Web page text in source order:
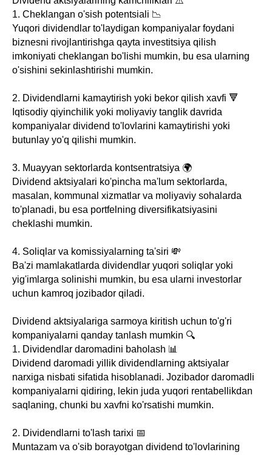
1. Cheklangan o'sish potentsiali 📉
Yuqori dividendlar to'laydigan kompaniyalar foydani
biznesni rivojlantirishga qayta investitsiya qilish
imkoniyati cheklangan bo'lishi mumkin, bu esa ularning
o'sishini sekinlashtirishi mumkin.
2. Dividendlarni kamaytirish yoki bekor qilish xavfi 🔻
Iqtisodiy qiyinchilik yoki moliyaviy tanglik davrida
kompaniyalar dividend to'lovlarini kamaytirishi yoki
butunlay yo'q qilishi mumkin.
3. Muayyan sektorlarda kontsentratsiya 🌍
Dividend aktsiyalari ko'pincha ma'lum sektorlarda,
masalan, kommunal xizmatlar va moliyaviy sohalarda
to'planadi, bu esa portfelning diversifikatsiyasini
cheklashi mumkin.
4. Soliqlar va komissiyalarning ta'siri 💸
Ba'zi mamlakatlarda dividendlar yuqori soliqlar yoki
yig'imlarga solinishi mumkin, bu esa ularni investorlar
uchun kamroq jozibador qiladi.
Dividend aktsiyalariga sarmoya kiritish uchun to'g'ri
kompaniyalarni qanday tanlash mumkin 🔍
1. Dividendlar daromadini baholash 📊
Dividend daromadi yillik dividendlarning aktsiyalar
narxiga nisbati sifatida hisoblanadi. Jozibador daromadli
kompaniyalarni qidiring, lekin juda yuqori rentabellikdan
saqlaning, chunki bu xavfni ko'rsatishi mumkin.
2. Dividendlarni to'lash tarixi 📅
Muntazam va o'sib borayotgan dividend to'lovlarining